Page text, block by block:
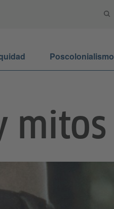
Poscolonialismo
mitos